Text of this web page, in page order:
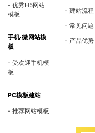
优秀H5网站
模板
手机·微网站模
板
受欢迎手机模
板
PC模板建站
推荐网站模板
建站流程
常见问题
产品优势